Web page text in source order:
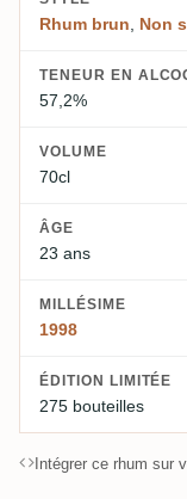
Rhum brun, Non
TENEUR EN
57,2%
VOLUME
70cl
ÂGE
23 ans
MILLÉSIME
1998
ÉDITION LIMITÉE
275 bouteilles
Intégrer ce rhum sur